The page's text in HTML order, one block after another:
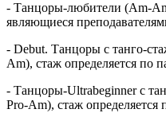
- Танцоры-любители (Am-
являющиеся
- Debut. Танцоры с танго-
Am), стаж определяется по
- Танцоры-Ultrabeginner с
Pro-Am), стаж